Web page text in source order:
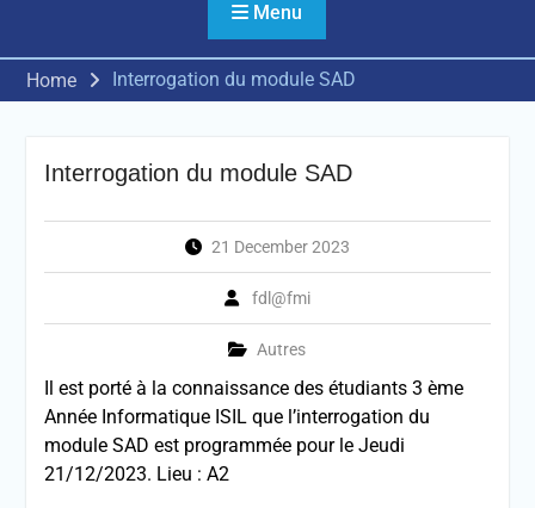
Menu
Home Interrogation du module SAD
Interrogation du module SAD
21 December 2023
fdl@fmi
Autres
Il est porté à la connaissance des étudiants 3 ème
Année Informatique ISIL que l’interrogation du
module SAD est programmée pour le Jeudi
21/12/2023. Lieu : A2